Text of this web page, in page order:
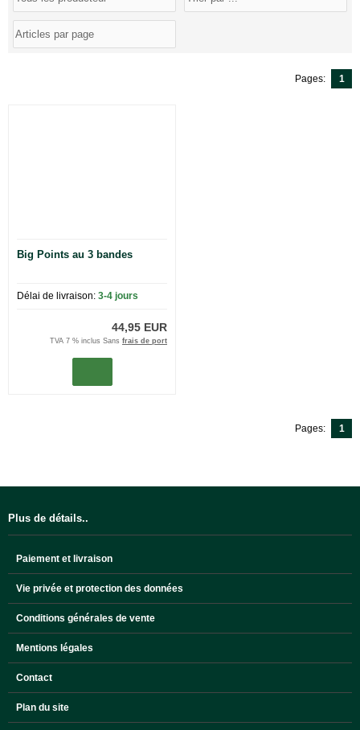
Pages: 1
Big Points au 3 bandes
Délai de livraison: 3-4 jours
44,95 EUR
TVA 7 % inclus Sans frais de port
Pages: 1
Plus de détails..
Paiement et livraison
Vie privée et protection des données
Conditions générales de vente
Mentions légales
Contact
Plan du site